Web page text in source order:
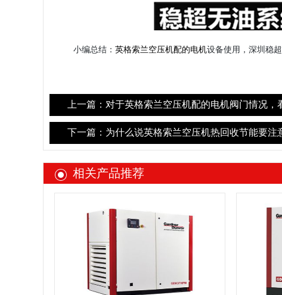
小编总结： 英格索兰空压机配的电机设备使用， 深圳稳
上一篇：对于英格索兰空压机配的电机阀门情况，
下一篇：为什么说英格索兰空压机热回收节能要注
相关产品推荐